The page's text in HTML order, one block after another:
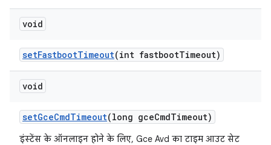
void
setFastbootTimeout(int fastbootTimeout)
void
setGceCmdTimeout(long gceCmdTimeout)
इंस्टेंस के ऑनलाइन होने के लिए, Gce Avd का टाइम आउट सेट